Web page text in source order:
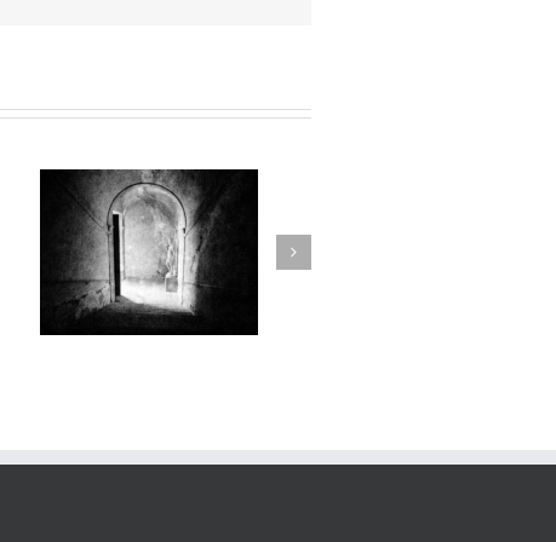
Sur l’Épaule du Temps